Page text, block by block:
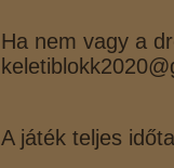
Ha nem vagy a
A játék teljes